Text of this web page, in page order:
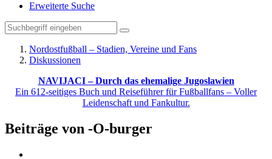
Erweiterte Suche
Nordostfußball – Stadien, Vereine und Fans
Diskussionen
NAVIJACI – Durch das ehemalige Jugoslawien
Ein 612-seitiges Buch und Reiseführer für Fußballfans – Voller
Leidenschaft und Fankultur.
Beiträge von -O-burger